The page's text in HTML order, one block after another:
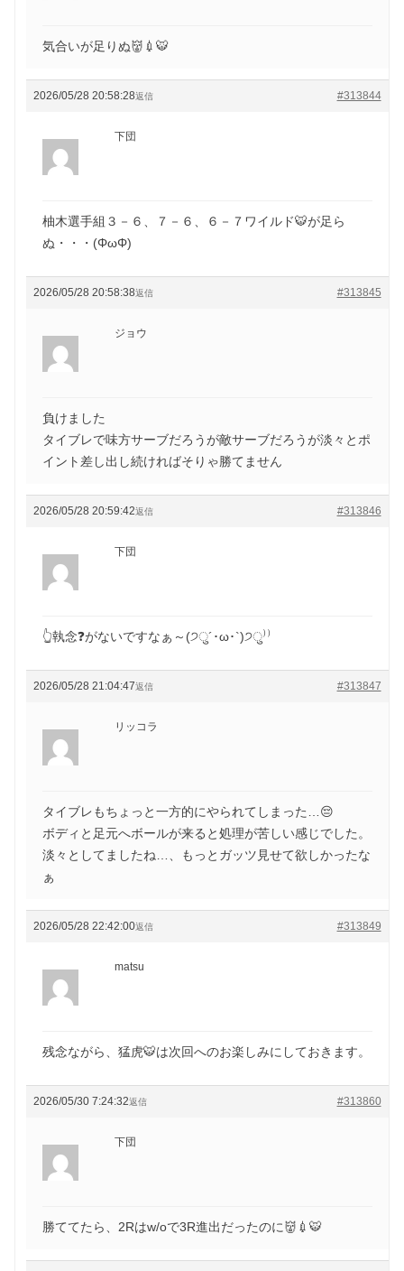
気合いが足りぬ👹💉🐯
2026/05/28 20:58:28 #313844
返信
下団
柚木選手組３－６、７－６、６－７ワイルド🐯が足ら
ぬ・・・(ΦωΦ)
2026/05/28 20:58:38 #313845
返信
ジョウ
負けました
タイブレで味方サーブだろうが敵サーブだろうが淡々とポ
イント差し出し続ければそりゃ勝てません
2026/05/28 20:59:42 #313846
返信
下団
👆執念❓がないですなぁ～(੭ु´･ω･`)੭ु⁾⁾
2026/05/28 21:04:47 #313847
返信
リッコラ
タイブレもちょっと一方的にやられてしまった…😔
ボディと足元へボールが来ると処理が苦しい感じでした。
淡々としてましたね…、もっとガッツ見せて欲しかったな
ぁ
2026/05/28 22:42:00 #313849
返信
matsu
残念ながら、猛虎🐯は次回へのお楽しみにしておきます。
2026/05/30 7:24:32 #313860
返信
下団
勝ててたら、2Rはw/oで3R進出だったのに👹💉🐯